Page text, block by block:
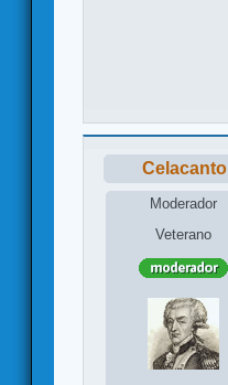
Celacanto
Moderador
Veterano